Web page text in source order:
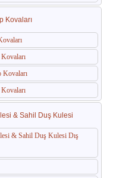
Kovaları
Kovaları
& Sahil Duş Kulesi
& Sahil Duş Kulesi Dış